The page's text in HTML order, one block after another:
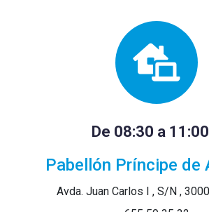
De 08:30 a
Pabellón Príncipe de
Avda. Juan Carlos I , S/N ,